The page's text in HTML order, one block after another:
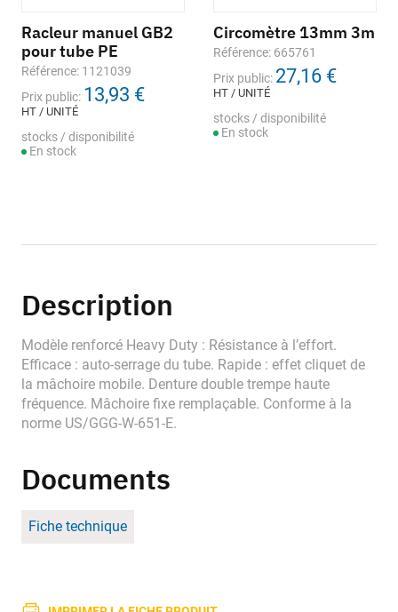
Racleur manuel GB2
pour tube PE
Référence: 1121039
Prix public: 13,93 €
HT / UNITÉ
stocks / disponibilité
En stock
Circomètre 13mm 3m
Référence: 665761
Prix public: 27,16 €
HT / UNITÉ
stocks / disponibilité
En stock
Description
Modèle renforcé Heavy Duty : Résistance à l’effort.
Efficace : auto-serrage du tube. Rapide : effet cliquet de
la mâchoire mobile. Denture double trempe haute
fréquence. Mâchoire fixe remplaçable. Conforme à la
norme US/GGG-W-651-E.
Documents
Fiche technique